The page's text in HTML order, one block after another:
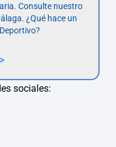
Consulte nuestro
¿Qué hace un
sociales: